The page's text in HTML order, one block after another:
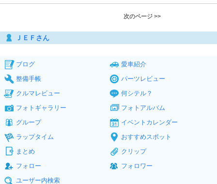
次のページ >>
ＪＥＦさん
ブログ
愛車紹介
整備手帳
パーツレビュー
クルマレビュー
何シテル？
フォトギャラリー
フォトアルバム
グループ
イベントカレンダー
ラップタイム
おすすめスポット
まとめ
クリップ
フォロー
フォロワー
ユーザー内検索